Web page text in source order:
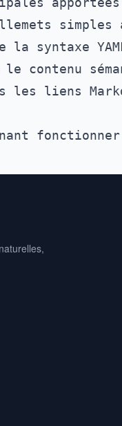
syntaxe
contenu
liens